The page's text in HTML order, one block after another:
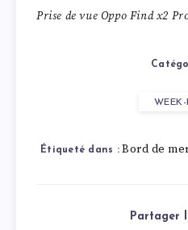
Prise de vue Oppo Find x2
WEEK-
Étiqueté dans : Bord de
Partager